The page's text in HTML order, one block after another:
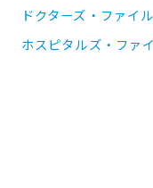
ドクターズ・ファイ
ホスピタルズ・ファ